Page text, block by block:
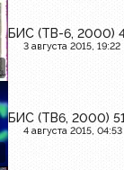
БИС (ТВ-6, 2000)
3 августа 2015, 19:22
БИС (ТВ6, 2000)
4 августа 2015, 04:53